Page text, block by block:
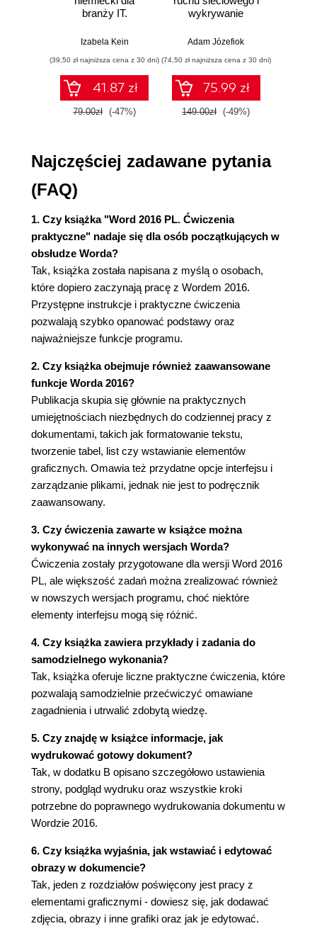
Formatowanie znaków (58)
Formatowanie akapitów (73)
Formatowanie z wykorzystaniem stylów (91)
Rozdział 4. Tworzenie i edycja list (95)
Listy wypunktowane (95)
Listy numerowane (99)
Rozdział 5. Tworzenie tabel (107)
(128)
Rozdział 6. Praca z elementami graficznymi (141)
Zdjęcia, obrazy i inne elementy graficzne (141)
Dodatek A. Zarządzanie plikami (153)
Format plików Microsoft Office 2016 (153)
Otwieranie dokumentów (154)
Zapisywanie dokumentów (164)
Dodatek B. Drukowanie dokumentów (171)
Drukowanie - podgląd wydruku (178)
Drukowanie dokumentów (182)
branży IT.
przykłady i
Izabela Kein
(39,50 zł najniższa cena z 30 dni)
41.87 zł
79.00zł (-47%)
wykrywanie
Adam Józefiok
(74,50 zł najniższa cena z 30 dni)
75.99 zł
149.00zł (-49%)
Najczęściej zadawane pytania
(FAQ)
1. Czy książka "Word 2016 PL. Ćwiczenia
praktyczne" nadaje się dla osób początkujących w
obsłudze Worda?
Tak, książka została napisana z myślą o osobach,
które dopiero zaczynają pracę z Wordem 2016.
Przystępne instrukcje i praktyczne ćwiczenia
pozwalają szybko opanować podstawy oraz
najważniejsze funkcje programu.
2. Czy książka obejmuje również zaawansowane
funkcje Worda 2016?
Publikacja skupia się głównie na praktycznych
umiejętnościach niezbędnych do codziennej pracy z
dokumentami, takich jak formatowanie tekstu,
tworzenie tabel, list czy wstawianie elementów
graficznych. Omawia też przydatne opcje interfejsu i
zarządzanie plikami, jednak nie jest to podręcznik
zaawansowany.
3. Czy ćwiczenia zawarte w książce można
wykonywać na innych wersjach Worda?
Ćwiczenia zostały przygotowane dla wersji Word 2016
PL, ale większość zadań można zrealizować również
w nowszych wersjach programu, choć niektóre
elementy interfejsu mogą się różnić.
4. Czy książka zawiera przykłady i zadania do
samodzielnego wykonania?
Tak, książka oferuje liczne praktyczne ćwiczenia, które
pozwalają samodzielnie przećwiczyć omawiane
zagadnienia i utrwalić zdobytą wiedzę.
5. Czy znajdę w książce informacje, jak
wydrukować gotowy dokument?
Tak, w dodatku B opisano szczegółowo ustawienia
strony, podgląd wydruku oraz wszystkie kroki
potrzebne do poprawnego wydrukowania dokumentu w
Wordzie 2016.
6. Czy książka wyjaśnia, jak wstawiać i edytować
obrazy w dokumencie?
Tak, jeden z rozdziałów poświęcony jest pracy z
elementami graficznymi - dowiesz się, jak dodawać
zdjęcia, obrazy i inne grafiki oraz jak je edytować.